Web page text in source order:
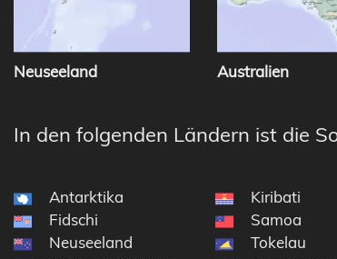
Neuseeland Australien
In den folgenden Ländern ist die
Antarktika
Fidschi
Neuseeland
Kiribati
Samoa
Tokelau